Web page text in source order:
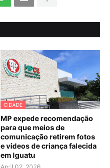
CIDADE
MP expede recomendação
para que meios de
comunicação retirem fotos
e vídeos de criança falecida
em Iguatu